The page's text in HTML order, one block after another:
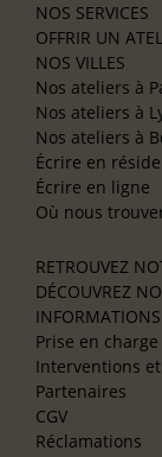
NOS SERVICES
OFFRIR UN
NOS VILLES
Nos ateliers à
Nos ateliers à
Nos ateliers à
Écrire en
Écrire en ligne
Où nous
RETROUVEZ
DÉCOUVREZ
Prise en charge
Interventions
Partenaires
CGV
Réclamations